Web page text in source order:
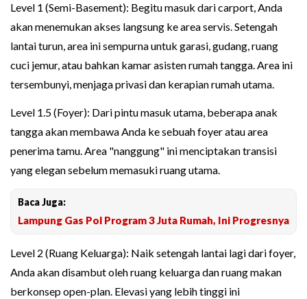
Level 1 (Semi-Basement): Begitu masuk dari carport, Anda
akan menemukan akses langsung ke area servis. Setengah
lantai turun, area ini sempurna untuk garasi, gudang, ruang
cuci jemur, atau bahkan kamar asisten rumah tangga. Area ini
tersembunyi, menjaga privasi dan kerapian rumah utama.
Level 1.5 (Foyer): Dari pintu masuk utama, beberapa anak
tangga akan membawa Anda ke sebuah foyer atau area
penerima tamu. Area "nanggung" ini menciptakan transisi
yang elegan sebelum memasuki ruang utama.
Baca Juga:
Lampung Gas Pol Program 3 Juta Rumah, Ini Progresnya
Level 2 (Ruang Keluarga): Naik setengah lantai lagi dari foyer,
Anda akan disambut oleh ruang keluarga dan ruang makan
berkonsep open-plan. Elevasi yang lebih tinggi ini